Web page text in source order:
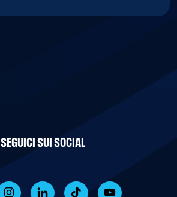
SEGUICI SUI SOCIAL